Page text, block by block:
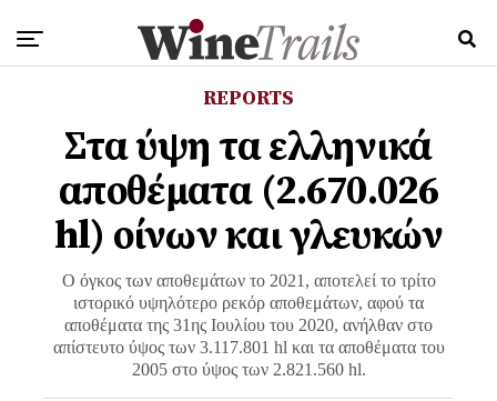
REPORTS
Στα ύψη τα ελληνικά
αποθέματα (2.670.026
hl) οίνων και γλευκών
Ο όγκος των αποθεμάτων το 2021, αποτελεί το τρίτο
ιστορικό υψηλότερο ρεκόρ αποθεμάτων, αφού τα
αποθέματα της 31ης Ιουλίου του 2020, ανήλθαν στο
απίστευτο ύψος των 3.117.801 hl και τα αποθέματα του
2005 στο ύψος των 2.821.560 hl.